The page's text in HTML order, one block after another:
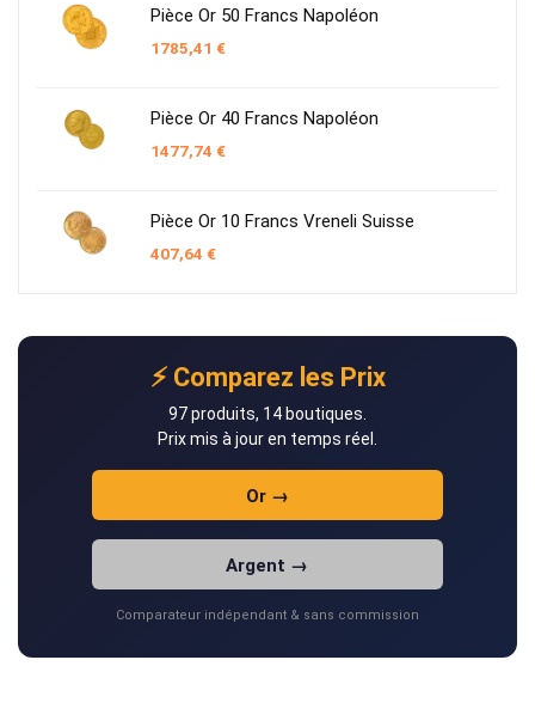
Pièce Or 50 Francs Napoléon
1785,41 €
Pièce Or 40 Francs Napoléon
1477,74 €
Pièce Or 10 Francs Vreneli Suisse
407,64 €
⚡ Comparez les Prix
97 produits, 14 boutiques.
Prix mis à jour en temps réel.
Or →
Argent →
Comparateur indépendant & sans commission